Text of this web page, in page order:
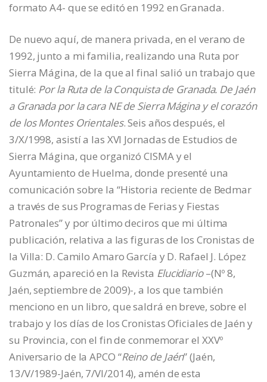
formato A4- que se editó en 1992 en Granada.
De nuevo aquí, de manera privada, en el verano de
1992, junto a mi familia, realizando una Ruta por
Sierra Mágina, de la que al final salió un trabajo que
titulé: Por la Ruta de la Conquista de Granada. De Jaén
a Granada por la cara NE de Sierra Mágina y el corazón
de los Montes Orientales. Seis años después, el
3/X/1998, asistí a las XVI Jornadas de Estudios de
Sierra Mágina, que organizó CISMA y el
Ayuntamiento de Huelma, donde presenté una
comunicación sobre la “Historia reciente de Bedmar
a través de sus Programas de Ferias y Fiestas
Patronales” y por último deciros que mi última
publicación, relativa a las figuras de los Cronistas de
la Villa: D. Camilo Amaro García y D. Rafael J. López
Guzmán, apareció en la Revista Elucidiario–(Nº 8,
Jaén, septiembre de 2009)-, a los que también
menciono en un libro, que saldrá en breve, sobre el
trabajo y los días de los Cronistas Oficiales de Jaén y
su Provincia, con el fin de conmemorar el XXVº
Aniversario de la APCO “Reino de Jaén” (Jaén,
13/V/1989-Jaén, 7/VI/2014), amén de esta